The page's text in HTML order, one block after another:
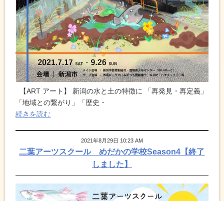
【ART アート】 新潟の水と土の特徴に 「再発見・再定義」
「地域との繋がり」「歴史・
続きを読む
2021年8月29日 10:23 AM
二葉アーツスクール めだかの学校Season4【終了
しました】